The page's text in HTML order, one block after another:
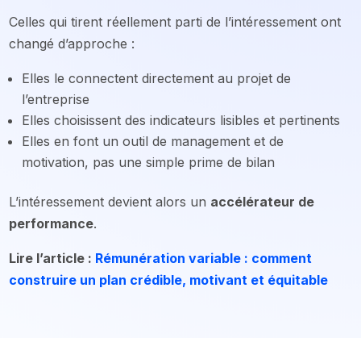
Celles qui tirent réellement parti de l’intéressement ont
changé d’approche :
Elles le connectent directement au projet de
l’entreprise
Elles choisissent des indicateurs lisibles et pertinents
Elles en font un outil de management et de
motivation, pas une simple prime de bilan
L’intéressement devient alors un accélérateur de
performance.
Lire l’article : Rémunération variable : comment
construire un plan crédible, motivant et équitable